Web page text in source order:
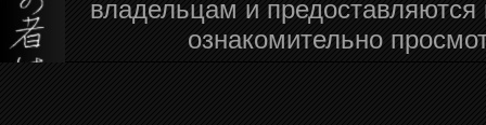
владельцам и
ознакомительно